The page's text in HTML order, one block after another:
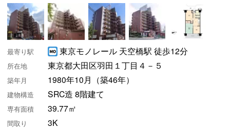
最寄り駅 東京モノレール 天空橋駅 徒歩12分
所在地 東京都大田区羽田１丁目４－５
築年月 1980年10月（築46年）
建物構造 SRC造 8階建て
専有面積 39.77㎡
間取り 3K